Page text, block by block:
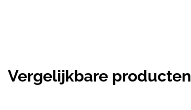
Vergelijkbare producten